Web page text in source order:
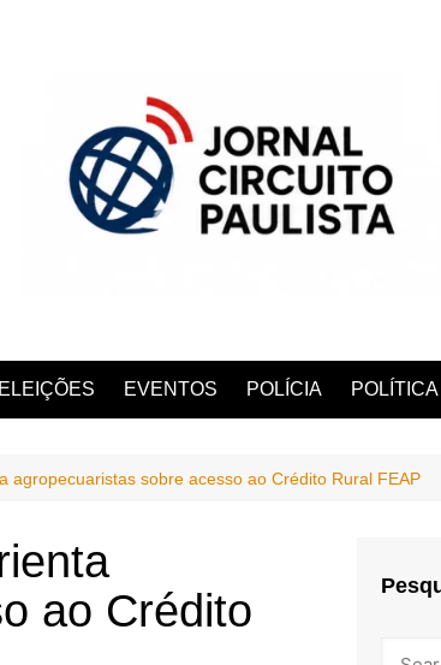
ELEIÇÕES EVENTOS POLÍCIA POLÍTICA
agropecuaristas sobre acesso ao Crédito Rural FEAP
ao Crédito